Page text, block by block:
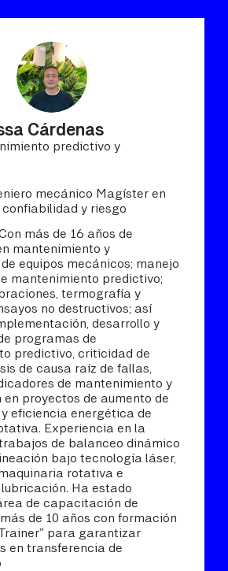
Cárdenas
predictivo y
mecánico Magíster en
y riesgo
más de 16 años de
mantenimiento y
equipos mecánicos; manejo
mantenimiento predictivo;
termografía y
no destructivos; así
desarrollo y
programas de
predictivo, criticidad de
de causa raíz de fallas,
de mantenimiento y
proyectos de aumento de
eficiencia energética de
Experiencia en la
de balanceo dinámico
bajo tecnología láser,
rotativa e
Ha estado
de capacitación de
de 10 años con formación
para garantizar
en transferencia de